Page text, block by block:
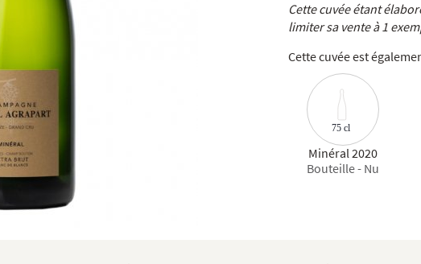
Cette cuvée étant
limiter sa vente à 1
Cette cuvée est
75 cl
Minéral 2020
Bouteille - Nu